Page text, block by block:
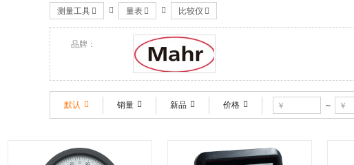
测量工具 量表 比较仪
品牌：
Mahr
默认 销量 新品 价格 ~